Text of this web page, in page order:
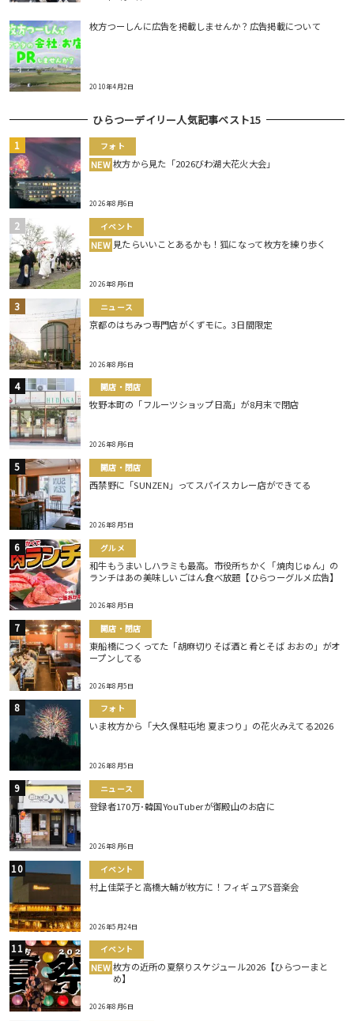
枚方つーしんに広告を掲載しませんか？広告掲載について
2010年4月2日
ひらつーデイリー人気記事ベスト15
フォト
NEW 枚方から見た「2026びわ湖大花火大会」
2026年8月6日
イベント
NEW 見たらいいことあるかも！狐になって枚方を練り歩く
2026年8月6日
ニュース
京都のはちみつ専門店がくずモに。3日間限定
2026年8月6日
開店・閉店
牧野本町の「フルーツショップ日高」が8月末で閉店
2026年8月6日
開店・閉店
西禁野に「SUNZEN」ってスパイスカレー店ができてる
2026年8月5日
グルメ
和牛もうまいしハラミも最高。市役所ちかく「焼肉じゅん」の
ランチはあの美味しいごはん食べ放題【ひらつーグルメ広告】
2026年8月5日
開店・閉店
東船橋につくってた「胡麻切りそば酒と肴とそば おおの」がオ
ープンしてる
2026年8月5日
フォト
いま枚方から「大久保駐屯地 夏まつり」の花火みえてる2026
2026年8月5日
ニュース
登録者170万･韓国YouTuberが御殿山のお店に
2026年8月6日
イベント
村上佳菜子と高橋大輔が枚方に！フィギュアS音楽会
2026年5月24日
イベント
NEW 枚方の近所の夏祭りスケジュール2026【ひらつーまと
め】
2026年8月6日